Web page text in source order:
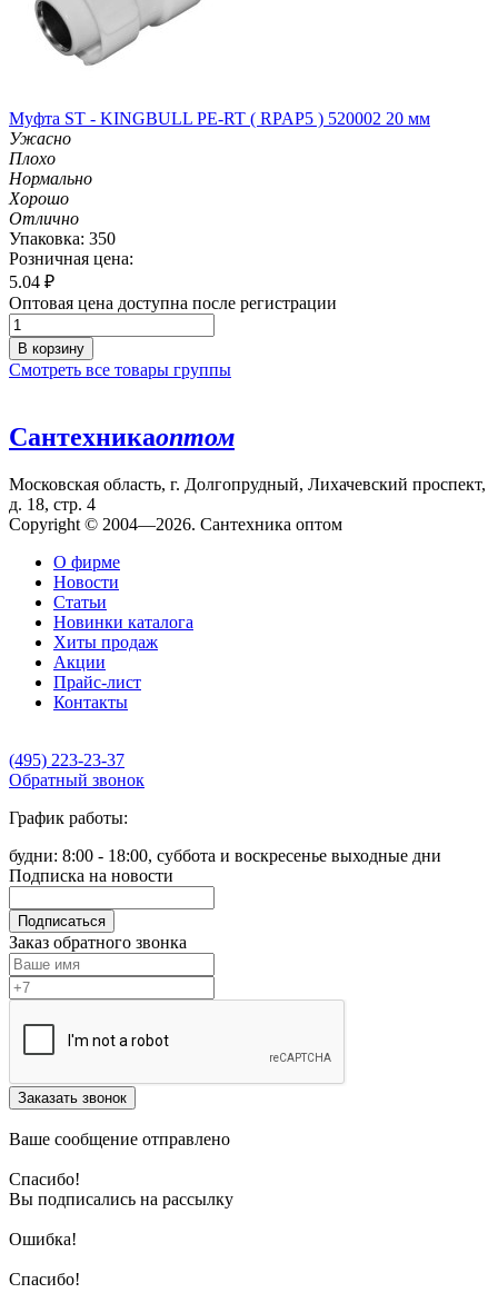
Муфта ST - KINGBULL PE-RT ( RPAP5 ) 520002 20 мм
Ужасно
Плохо
Нормально
Хорошо
Отлично
Упаковка: 350
Розничная цена:
5.04 ₽
Оптовая цена доступна после регистрации
В корзину
Смотреть все товары группы
Сантехникаоптом
Московская область, г. Долгопрудный, Лихачевский проспект,
д. 18, стр. 4
Copyright © 2004—2026. Сантехника оптом
О фирме
Новости
Статьи
Новинки каталога
Хиты продаж
Акции
Прайс-лист
Контакты
(495) 223-23-37
Обратный звонок
График работы:
будни: 8:00 - 18:00, суббота и воскресенье выходные дни
Подписка на новости
Подписаться
Заказ обратного звонка
Заказать звонок
Ваше сообщение отправлено
Спасибо!
Вы подписались на рассылку
Ошибка!
Спасибо!